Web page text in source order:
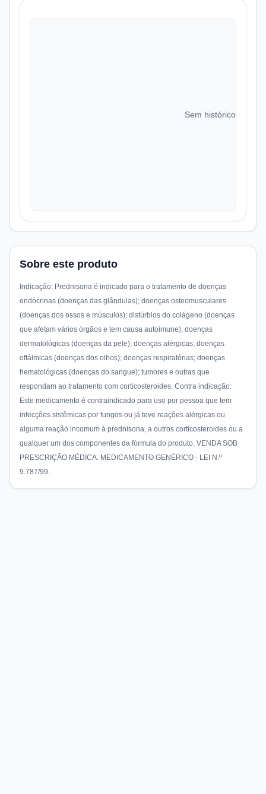
Sem histórico de
Sobre este produto
Indicação: Prednisona é indicado para o tratamento de doenças
endócrinas (doenças das glândulas); doenças osteomusculares
(doenças dos ossos e músculos); distúrbios do colágeno (doenças
que afetam vários órgãos e tem causa autoimune); doenças
dermatológicas (doenças da pele); doenças alérgicas; doenças
oftálmicas (doenças dos olhos); doenças respiratórias; doenças
hematológicas (doenças do sangue); tumores e outras que
respondam ao tratamento com corticosteroides. Contra indicação:
Este medicamento é contraindicado para uso por pessoa que tem
infecções sistêmicas por fungos ou já teve reações alérgicas ou
alguma reação incomum à prednisona, a outros corticosteroides ou a
qualquer um dos componentes da fórmula do produto. VENDA SOB
PRESCRIÇÃO MÉDICA. MEDICAMENTO GENÉRICO - LEI N.º
9.787/99.